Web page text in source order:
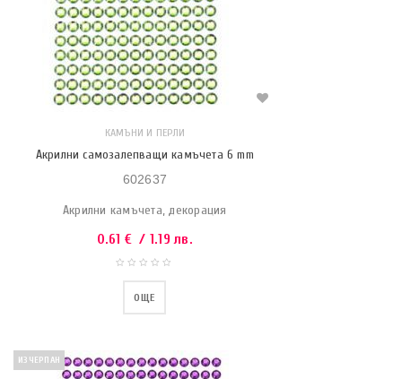
КАМЪНИ И ПЕРЛИ
Акрилни самозалепващи камъчета 6 mm
602637
Акрилни камъчета, декорация
0.61 € / 1.19 лв.
ОЩЕ
ИЗЧЕРПАН